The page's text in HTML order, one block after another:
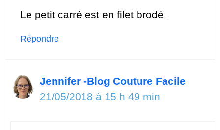
Le petit carré est en filet brodé.
Répondre
Jennifer -Blog Couture Facile
21/05/2018 à 15 h 49 min